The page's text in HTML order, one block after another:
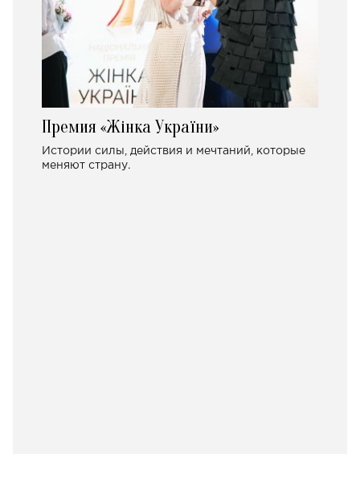
Премия «Жінка України»
Истории силы, действия и мечтаний, которые
меняют страну.